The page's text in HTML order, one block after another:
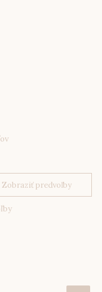
Zobraziť predvoľby